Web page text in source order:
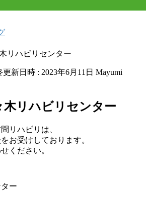
リハビリセンター
更新日時 : 2023年6月11日 Mayumi
木リハビリセンター
リハビリは、
お受けしております。
ください。
ー